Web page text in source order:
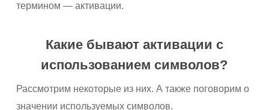
термином — активации.
Какие бывают активации с
использованием символов?
Рассмотрим некоторые из них. А также поговорим о
значении используемых символов.